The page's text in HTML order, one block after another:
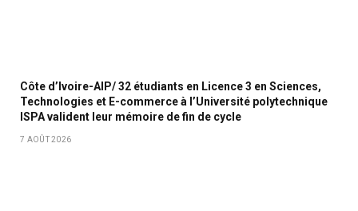
Côte d’Ivoire-AIP/ 32 étudiants en Licence 3 en Sciences,
Technologies et E-commerce à l’Université polytechnique
ISPA valident leur mémoire de fin de cycle
7 AOÛT 2026